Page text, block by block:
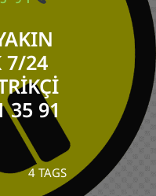
7/24
35 91
4 TAGS